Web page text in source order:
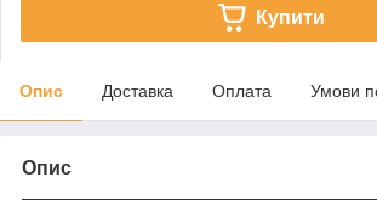
Купити
Опис Доставка Оплата Умови
Опис